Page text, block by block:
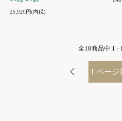
25,920円(内税)
全18商品中 1 -
1 ページ